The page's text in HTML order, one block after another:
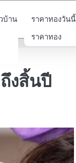
บ้าน
ราคาทองวันนี้
ราคาทอง
งสิ้นปี